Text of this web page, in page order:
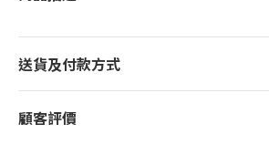
送貨及付款方式
顧客評價